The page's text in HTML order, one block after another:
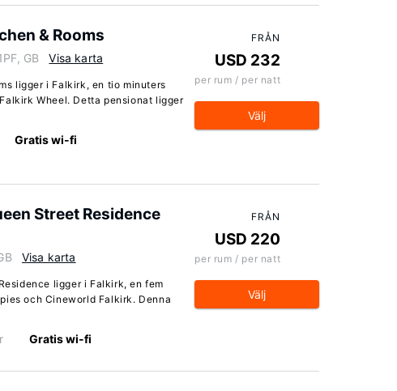
& Rooms
GB Visa karta
ligger i Falkirk, en tio minuters
Wheel. Detta pensionat ligger
Gratis wi-fi
FRÅN
USD 232
per rum / per natt
Välj
Street Residence
Visa karta
ligger i Falkirk, en fem
och Cineworld Falkirk. Denna
Gratis wi-fi
FRÅN
USD 220
per rum / per natt
Välj